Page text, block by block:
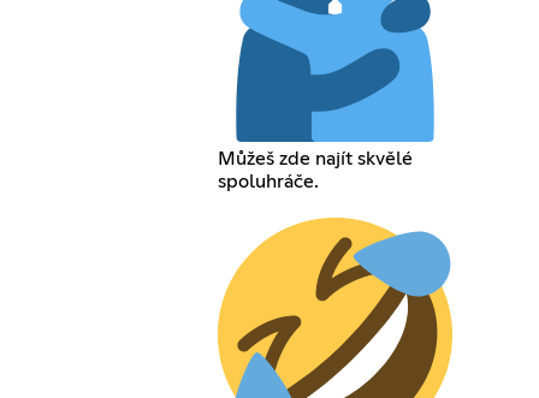
Můžeš zde najít skvělé
spoluhráče.